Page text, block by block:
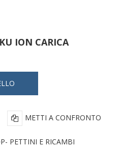
ION CARICA
METTI A CONFRONTO
PETTINI E RICAMBI